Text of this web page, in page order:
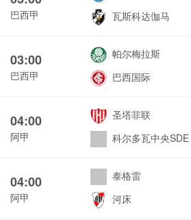
巴西甲
瓦斯科达伽马
03:00
巴西甲
帕尔梅拉斯
巴西国际
04:00
阿甲
圣塔菲联
科尔多瓦中央SDE
04:00
阿甲
泰格雷
河床